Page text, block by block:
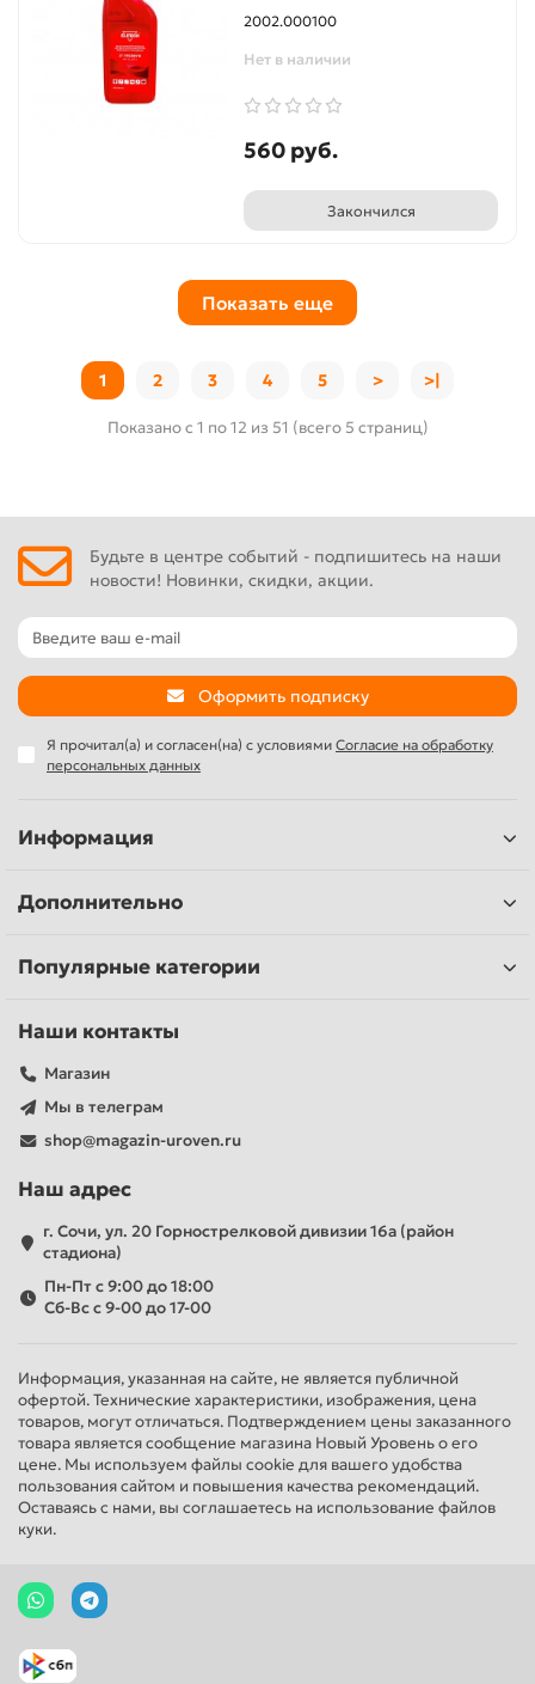
2002.000100
Нет в наличии
560 руб.
Закончился
Показать еще
1 2 3 4 5 > >|
Показано с 1 по 12 из 51 (всего 5 страниц)
Будьте в центре событий - подпишитесь на наши
новости! Новинки, скидки, акции.
Оформить подписку
Я прочитал(а) и согласен(на) с условиями Согласие на обработку
персональных данных
Информация
Дополнительно
Популярные категории
Наши контакты
Магазин
Мы в телеграм
shop@magazin-uroven.ru
Наш адрес
г. Сочи, ул. 20 Горнострелковой дивизии 16а (район
стадиона)
Пн-Пт с 9:00 до 18:00
Сб-Вс с 9-00 до 17-00
Информация, указанная на сайте, не является публичной
офертой. Технические характеристики, изображения, цена
товаров, могут отличаться. Подтверждением цены заказанного
товара является сообщение магазина Новый Уровень о его
цене. Мы используем файлы cookie для вашего удобства
пользования сайтом и повышения качества рекомендаций.
Оставаясь с нами, вы соглашаетесь на использование файлов
куки.